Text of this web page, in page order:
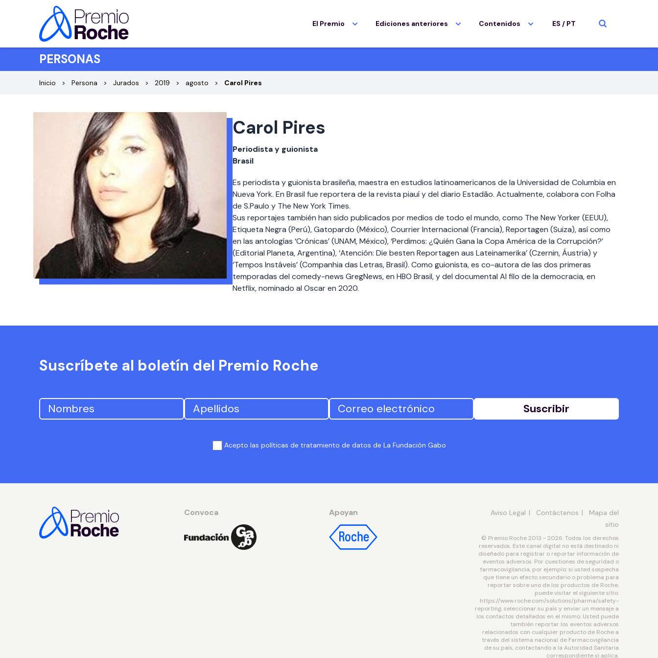
Saltar al contenido
El Premio Ediciones anteriores Contenidos ES / PT
PERSONAS
Inicio Persona Jurados 2019 agosto Carol Pires
Carol Pires
Periodista y guionista
Brasil
Es periodista y guionista brasileña, maestra en estudios latinoamericanos de la Universidad de Columbia en
Nueva York. En Brasil fue reportera de la revista piauí y del diario Estadão. Actualmente, colabora con Folha
de S.Paulo y The New York Times.
Sus reportajes también han sido publicados por medios de todo el mundo, como The New Yorker (EEUU),
Etiqueta Negra (Perú), Gatopardo (México), Courrier Internacional (Francia), Reportagen (Suiza), así como
en las antologías ‘Crónicas’ (UNAM, México), ‘Perdimos: ¿Quién Gana la Copa América de la Corrupción?’
(Editorial Planeta, Argentina), ‘Atención: Die besten Reportagen aus Lateinamerika’ (Czernin, Áustria) y
‘Tempos Instáveis’ (Companhia das Letras, Brasil). Como guionista, es co-autora de las dos primeras
temporadas del comedy-news GregNews, en HBO Brasil, y del documental Al filo de la democracia, en
Netflix, nominado al Oscar en 2020.
Suscríbete al boletín del Premio Roche
Suscribir
Acepto las políticas de tratamiento de datos de La Fundación Gabo
Convoca Apoyan Aviso Legal Contáctenos
Mapa del
sitio
© Premio Roche 2013 - 2026. Todos los derechos
reservados. Este canal digital no está destinado ni
diseñado para registrar o reportar información de
eventos adversos. Por cuestiones de seguridad o
farmacovigilancia, por ejemplo: si usted sospecha
que tiene un efecto secundario o problema para
reportar sobre uno de los productos de Roche,
puede visitar el siguiente sitio:
https://www.roche.com/solutions/pharma/safety-
reporting, seleccionar su país y enviar un mensaje a
los contactos detallados en el mismo. Usted puede
también reportar los eventos adversos
relacionados con cualquier producto de Roche a
través del sistema nacional de Farmacovigilancia
de su país, contactando a la Autoridad Sanitaria
correspondiente si aplica.